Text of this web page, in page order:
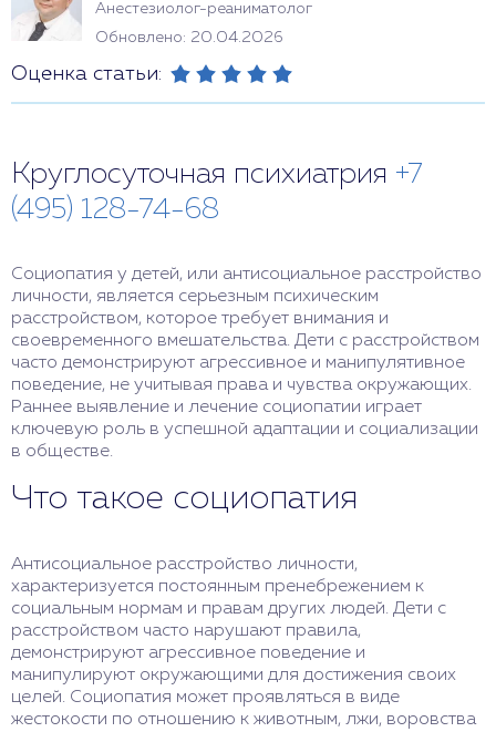
Анестезиолог-реаниматолог
Обновлено: 20.04.2026
Оценка статьи:
Круглосуточная психиатрия +7
(495) 128-74-68
Социопатия у детей, или антисоциальное расстройство
личности, является серьезным психическим
расстройством, которое требует внимания и
своевременного вмешательства. Дети с расстройством
часто демонстрируют агрессивное и манипулятивное
поведение, не учитывая права и чувства окружающих.
Раннее выявление и лечение социопатии играет
ключевую роль в успешной адаптации и социализации
в обществе.
Что такое социопатия
Антисоциальное расстройство личности,
характеризуется постоянным пренебрежением к
социальным нормам и правам других людей. Дети с
расстройством часто нарушают правила,
демонстрируют агрессивное поведение и
манипулируют окружающими для достижения своих
целей. Социопатия может проявляться в виде
жестокости по отношению к животным, лжи, воровства